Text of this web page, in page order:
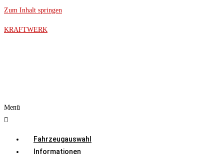
Zum Inhalt springen
KRAFTWERK
Menü
Fahrzeugauswahl
Informationen